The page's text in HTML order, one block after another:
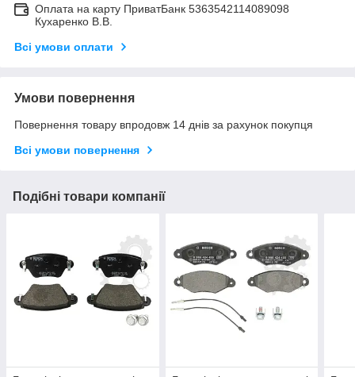
Оплата на карту ПриватБанк 5363542114089098
Кухаренко В.В.
Всі умови оплати
Умови повернення
Повернення товару впродовж 14 днів за рахунок покупця
Всі умови повернення
Подібні товари компанії